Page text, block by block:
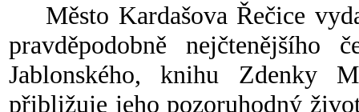
Město Kardašova Řečice
pravděpodobně nejčtenějšího
Jablonského, knihu Zdenky
přibližuje jeho pozoruhodný